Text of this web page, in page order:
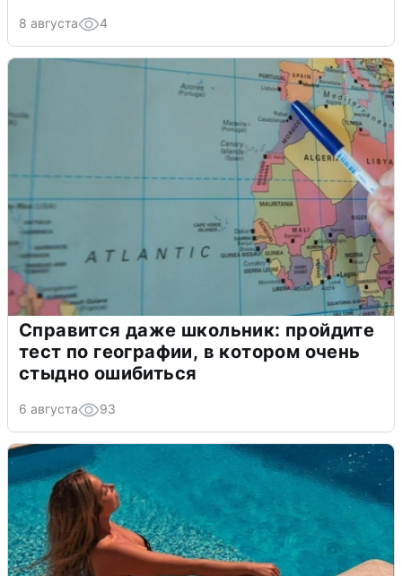
8 августа 4
Справится даже школьник: пройдите
тест по географии, в котором очень
стыдно ошибиться
6 августа 93